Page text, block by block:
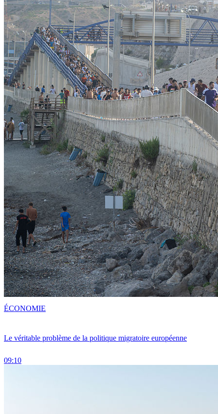
Le véritable problème de la politique migratoire européenne
09:10
ÉCONOMIE